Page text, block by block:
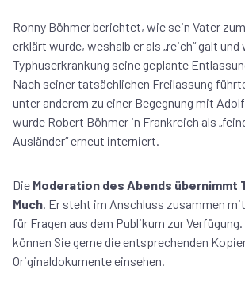
Ronny Böhmer berichtet, wie sein Vater
erklärt wurde, weshalb er als „reich“ galt und
Typhuserkrankung seine geplante
Nach seiner tatsächlichen Freilassung
unter anderem zu einer Begegnung mit
wurde Robert Böhmer in Frankreich als
Ausländer“ erneut interniert.
Die Moderation des Abends übernimmt
Much . Er steht im Anschluss zusammen
für Fragen aus dem Publikum zur
können Sie gerne die entsprechenden
Originaldokumente einsehen.